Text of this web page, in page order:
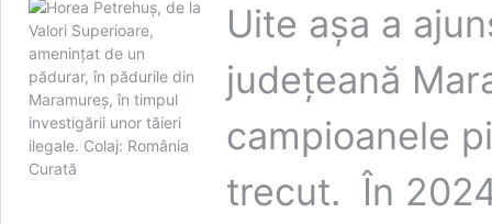
Uite așa a
județeană
campioanele
trecut. În